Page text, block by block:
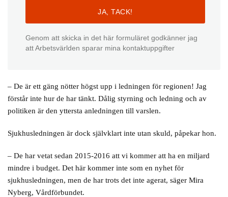
Genom att skicka in det här formuläret godkänner jag
att Arbetsvärlden sparar mina kontaktuppgifter
– De är ett gäng nötter högst upp i ledningen för regionen! Jag
förstår inte hur de har tänkt. Dålig styrning och ledning och av
politiken är den yttersta anledningen till varslen.
Sjukhusledningen är dock självklart inte utan skuld, påpekar hon.
– De har vetat sedan 2015-2016 att vi kommer att ha en miljard
mindre i budget. Det här kommer inte som en nyhet för
sjukhusledningen, men de har trots det inte agerat, säger Mira
Nyberg, Vårdförbundet.